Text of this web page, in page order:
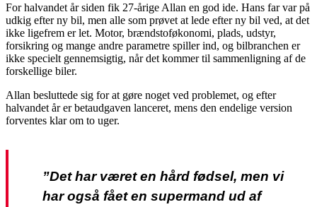
For halvandet år siden fik 27-årige Allan en god ide. Hans far var på
udkig efter ny bil, men alle som prøvet at lede efter ny bil ved, at det
ikke ligefrem er let. Motor, brændstoføkonomi, plads, udstyr,
forsikring og mange andre parametre spiller ind, og bilbranchen er
ikke specielt gennemsigtig, når det kommer til sammenligning af de
forskellige biler.
Allan besluttede sig for at gøre noget ved problemet, og efter
halvandet år er betaudgaven lanceret, mens den endelige version
forventes klar om to uger.
”Det har været en hård fødsel, men vi
har også fået en supermand ud af